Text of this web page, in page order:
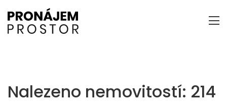
Nalezeno nemovitostí: 214